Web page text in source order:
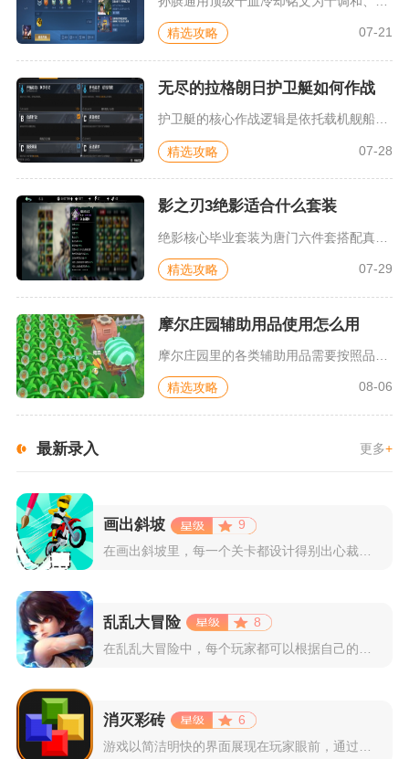
精选攻略 07-21
无尽的拉格朗日护卫艇如何作战
护卫艇的核心作战逻辑是依托载机舰船释放曲射火力，依靠前排坦船...
精选攻略 07-28
影之刃3绝影适合什么套装
绝影核心毕业套装为唐门六件套搭配真龙四件套，新手过渡选用月堡...
精选攻略 07-29
摩尔庄园辅助用品使用怎么用
精选攻略 08-06
最新录入 更多+
画出斜坡
9
在画出斜坡里，每一个关卡都设计得别出心裁。玩家需要利用手指在...
乱乱大冒险
8
在乱乱大冒险中，每个玩家都可以根据自己的喜好选择和培养角色，...
消灭彩砖
6
游戏以简洁明快的界面展现在玩家眼前，通过简单的滑动屏幕即可控...